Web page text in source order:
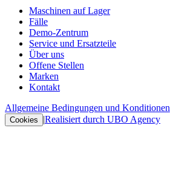
Maschinen auf Lager
Fälle
Demo-Zentrum
Service und Ersatzteile
Über uns
Offene Stellen
Marken
Kontakt
Allgemeine Bedingungen und Konditionen
Cookies |Realisiert durch UBO Agency